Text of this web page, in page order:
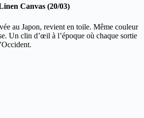
Canvas (20/03)
au Japon, revient en toile. Même couleur
Un clin d’œil à l’époque où chaque sortie